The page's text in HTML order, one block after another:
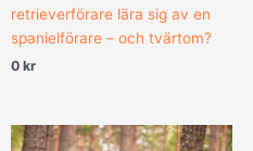
retrieverförare lära sig av en
spanielförare – och tvärtom?
0 kr